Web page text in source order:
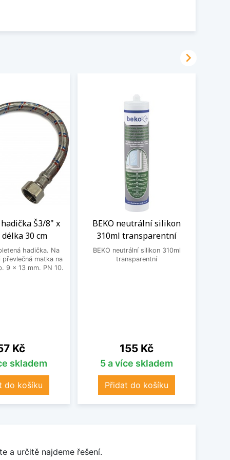
Š3/8" x
30 cm
hadička. Na
převlečná matka na
9 x 13 mm. PN 10.
Kč
skladem
do košíku
BEKO neutrální silikon
310ml transparentní
BEKO neutrální silikon 310ml
transparentní
Cena
155 Kč
5 a více skladem
Přidat do košíku

a určitě najdeme řešení.